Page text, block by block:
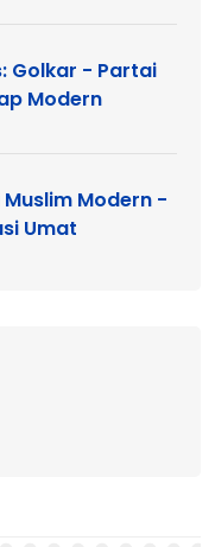
Golkar - Partai
Modern
Modern -
Umat